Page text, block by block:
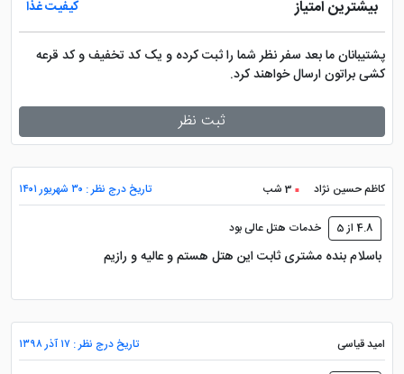
بیشترین امتیاز کیفیت غذا
پشتیبانان ما بعد سفر نظر شما را ثبت کرده و یک کد تخفیف و کد قرعه
کشی براتون ارسال خواهند کرد.
ثبت نظر
کاظم حسین نژاد 3 شب تاریخ درج نظر : ۳۰ شهریور ۱۴۰۱
4.8 از 5 خدمات هتل عالی بود
باسلام بنده مشتری ثابت این هتل هستم و عالیه و رازیم
امید قیاسی تاریخ درج نظر : ۱۷ آذر ۱۳۹۸